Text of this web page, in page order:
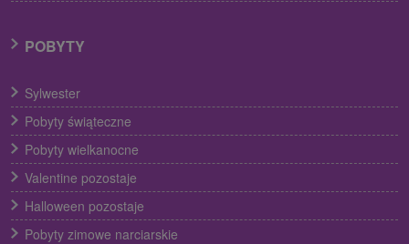
POBYTY
Sylwester
Pobyty świąteczne
Pobyty wielkanocne
Valentine pozostaje
Halloween pozostaje
Pobyty zimowe narciarskie